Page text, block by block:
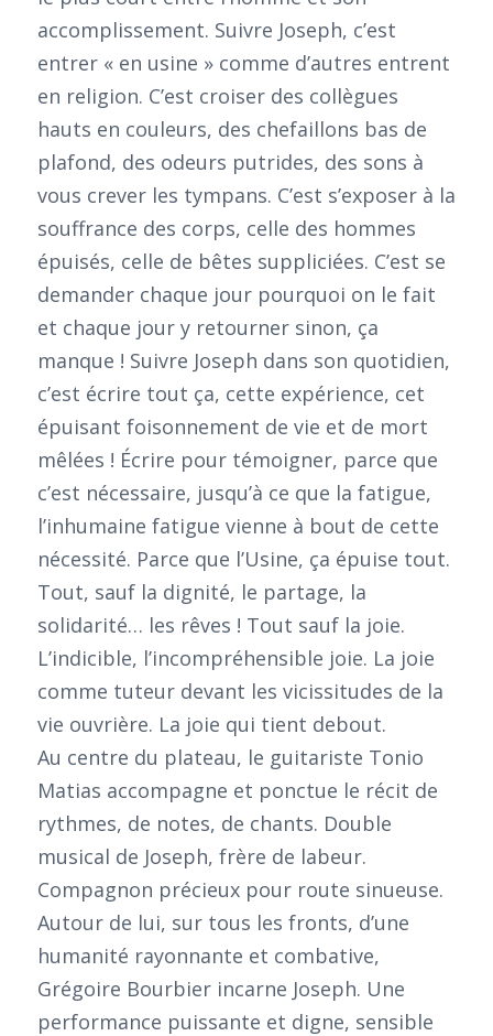
accomplissement. Suivre Joseph, c’est
entrer « en usine » comme d’autres entrent
en religion. C’est croiser des collègues
hauts en couleurs, des chefaillons bas de
plafond, des odeurs putrides, des sons à
vous crever les tympans. C’est s’exposer à la
souffrance des corps, celle des hommes
épuisés, celle de bêtes suppliciées. C’est se
demander chaque jour pourquoi on le fait
et chaque jour y retourner sinon, ça
manque ! Suivre Joseph dans son quotidien,
c’est écrire tout ça, cette expérience, cet
épuisant foisonnement de vie et de mort
mêlées ! Écrire pour témoigner, parce que
c’est nécessaire, jusqu’à ce que la fatigue,
l’inhumaine fatigue vienne à bout de cette
nécessité. Parce que l’Usine, ça épuise tout.
Tout, sauf la dignité, le partage, la
solidarité… les rêves ! Tout sauf la joie.
L’indicible, l’incompréhensible joie. La joie
comme tuteur devant les vicissitudes de la
vie ouvrière. La joie qui tient debout.
Au centre du plateau, le guitariste Tonio
Matias accompagne et ponctue le récit de
rythmes, de notes, de chants. Double
musical de Joseph, frère de labeur.
Compagnon précieux pour route sinueuse.
Autour de lui, sur tous les fronts, d’une
humanité rayonnante et combative,
Grégoire Bourbier incarne Joseph. Une
performance puissante et digne, sensible